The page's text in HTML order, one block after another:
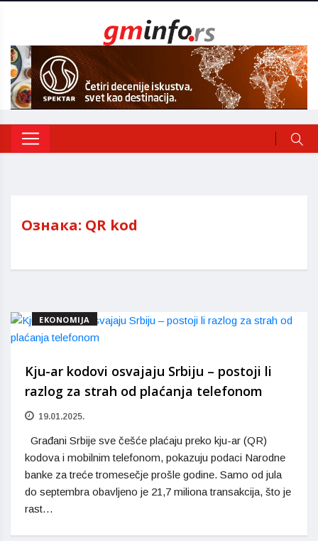
Ознака: QR kod
EKONOMIJA
Kju-ar kodovi osvajaju Srbiju – postoji li
razlog za strah od plaćanja telefonom
19.01.2025.
Građani Srbije sve češće plaćaju preko kju-ar (QR)
kodova i mobilnim telefonom, pokazuju podaci Narodne
banke za treće tromesečje prošle godine. Samo od jula
do septembra obavljeno je 21,7 miliona transakcija, što je
rast…